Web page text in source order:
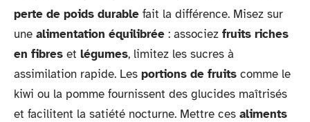
perte de poids durable fait la différence. Misez sur
une alimentation équilibrée : associez fruits riches
en fibres et légumes, limitez les sucres à
assimilation rapide. Les portions de fruits comme le
kiwi ou la pomme fournissent des glucides maîtrisés
et facilitent la satiété nocturne. Mettre ces aliments